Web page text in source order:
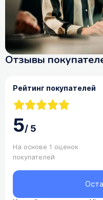
Отзывы
Рейтинг покупателей
5/5
На основе 1 оценок
покупателей